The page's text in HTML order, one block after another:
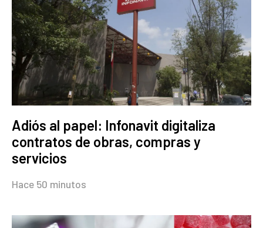
Adiós al papel: Infonavit digitaliza
contratos de obras, compras y
servicios
Hace 50 minutos